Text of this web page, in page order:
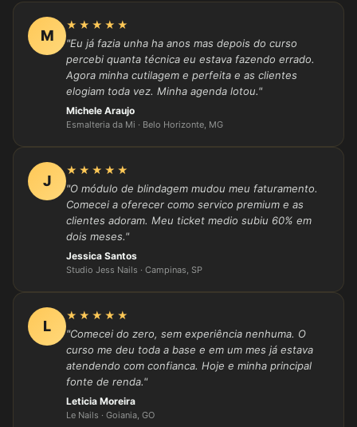
M
★★★★★
"Eu já fazia unha ha anos mas depois do curso
percebi quanta técnica eu estava fazendo errado.
Agora minha cutilagem e perfeita e as clientes
elogiam toda vez. Minha agenda lotou."
Michele Araujo
Esmalteria da Mi · Belo Horizonte, MG
J
★★★★★
"O módulo de blindagem mudou meu faturamento.
Comecei a oferecer como servico premium e as
clientes adoram. Meu ticket medio subiu 60% em
dois meses."
Jessica Santos
Studio Jess Nails · Campinas, SP
L
★★★★★
"Comecei do zero, sem experiência nenhuma. O
curso me deu toda a base e em um mes já estava
atendendo com confianca. Hoje e minha principal
fonte de renda."
Leticia Moreira
Le Nails · Goiania, GO